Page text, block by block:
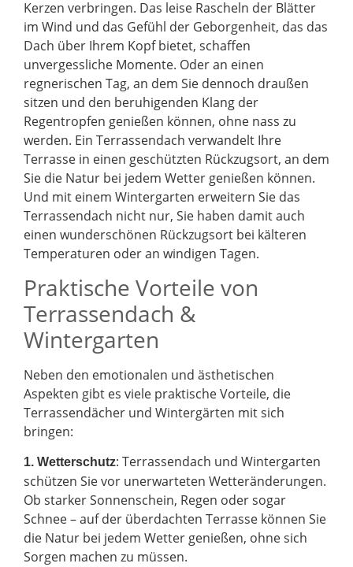
Kerzen verbringen. Das leise Rascheln der Blätter
im Wind und das Gefühl der Geborgenheit, das das
Dach über Ihrem Kopf bietet, schaffen
unvergessliche Momente. Oder an einen
regnerischen Tag, an dem Sie dennoch draußen
sitzen und den beruhigenden Klang der
Regentropfen genießen können, ohne nass zu
werden. Ein Terrassendach verwandelt Ihre
Terrasse in einen geschützten Rückzugsort, an dem
Sie die Natur bei jedem Wetter genießen können.
Und mit einem Wintergarten erweitern Sie das
Terrassendach nicht nur, Sie haben damit auch
einen wunderschönen Rückzugsort bei kälteren
Temperaturen oder an windigen Tagen.
Praktische Vorteile von
Terrassendach &
Wintergarten
Neben den emotionalen und ästhetischen
Aspekten gibt es viele praktische Vorteile, die
Terrassendächer und Wintergärten mit sich
bringen:
1. Wetterschutz: Terrassendach und Wintergarten
schützen Sie vor unerwarteten Wetteränderungen.
Ob starker Sonnenschein, Regen oder sogar
Schnee – auf der überdachten Terrasse können Sie
die Natur bei jedem Wetter genießen, ohne sich
Sorgen machen zu müssen.